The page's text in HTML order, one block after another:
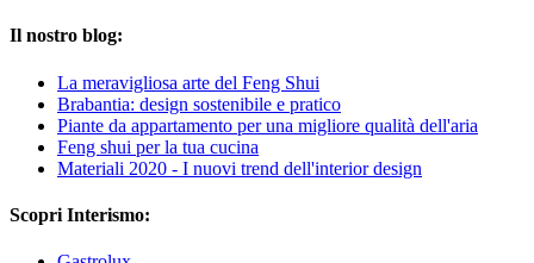
Il nostro blog:
La meravigliosa arte del Feng Shui
Brabantia: design sostenibile e pratico
Piante da appartamento per una migliore qualità dell'aria
Feng shui per la tua cucina
Materiali 2020 - I nuovi trend dell'interior design
Scopri Interismo: